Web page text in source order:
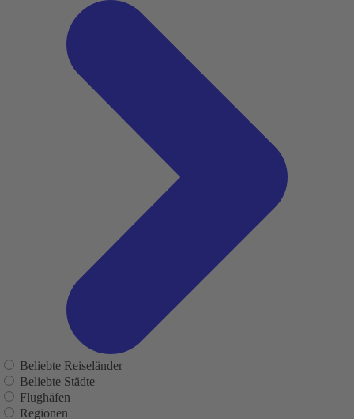
Beliebte Reiseländer
Beliebte Städte
Flughäfen
Regionen